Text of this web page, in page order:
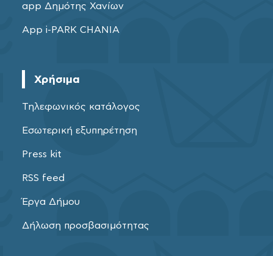
app Δημότης Χανίων
App i-PARK CHANIA
Χρήσιμα
Τηλεφωνικός κατάλογος
Εσωτερική εξυπηρέτηση
Press kit
RSS feed
Έργα Δήμου
Δήλωση προσβασιμότητας